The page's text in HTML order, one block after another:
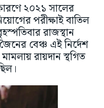
২০২১ সালের
পরীক্ষাই বাতিল
রাজস্থান
বেঞ্চ এই নির্দেশ
রায়দান স্থগিত